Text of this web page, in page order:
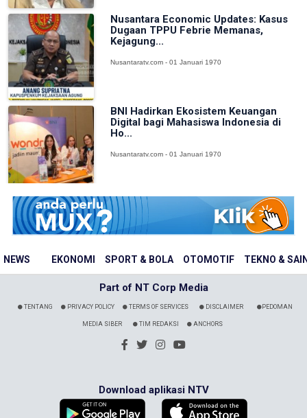
NEWS EKONOMI SPORT & BOLA OTOMOTIF TEKNO &
Nusantara Economic Updates: Kasus
Dugaan TPPU Febrie Memanas,
Kejagung...
Nusantaratv.com - 01 Januari 1970
BNI Hadirkan Ekosistem Keuangan
Digital bagi Mahasiswa Indonesia di
Ho...
Nusantaratv.com - 01 Januari 1970
Part of NT Corp Media
TENTANG PRIVACY POLICY TERMS OF SERVICES DISCLAIMER PEDOMAN
MEDIA SIBER TIM REDAKSI ANCHORS
Download aplikasi NTV